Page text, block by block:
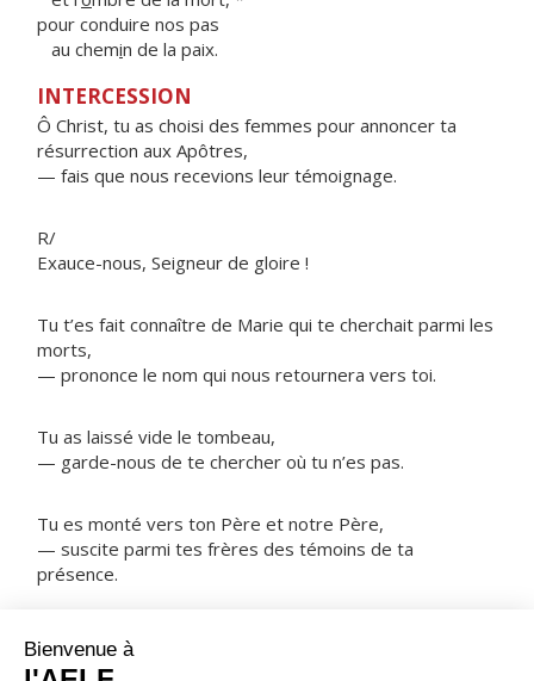
pour conduire nos pas
au chemin de la paix.
INTERCESSION
Ô Christ, tu as choisi des femmes pour annoncer ta
résurrection aux Apôtres,
— fais que nous recevions leur témoignage.
R/
Exauce-nous, Seigneur de gloire !
Tu t’es fait connaître de Marie qui te cherchait parmi les
morts,
— prononce le nom qui nous retournera vers toi.
Tu as laissé vide le tombeau,
— garde-nous de te chercher où tu n’es pas.
Tu es monté vers ton Père et notre Père,
— suscite parmi tes frères des témoins de ta
présence.
NOTRE PÈRE